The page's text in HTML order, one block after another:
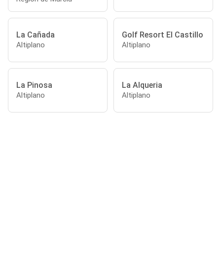
La Cañada
Altiplano
Golf Resort El Castillo
Altiplano
La Pinosa
Altiplano
La Alqueria
Altiplano